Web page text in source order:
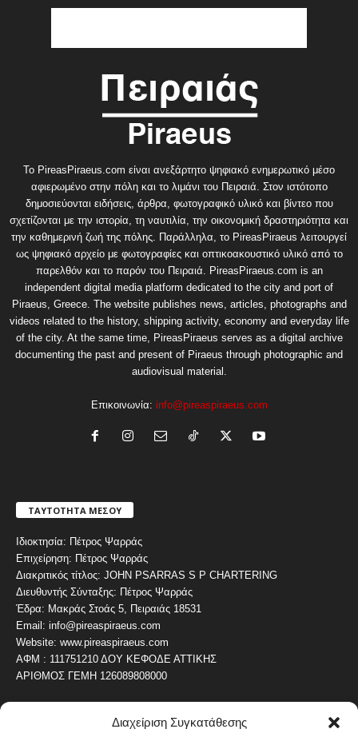
Διαχείριση Συγκατάθεσης
Το PireasPiraeus.com είναι ανεξάρτητο ψηφιακό ενημερωτικό μέσο
αφιερωμένο στην πόλη και το λιμάνι του Πειραιά. Στον ιστότοπο
δημοσιεύονται ειδήσεις, άρθρα, φωτογραφικό υλικό και βίντεο που
σχετίζονται με την ιστορία, τη ναυτιλία, την οικονομική δραστηριότητα και
την καθημερινή ζωή της πόλης. Παράλληλα, το PireasPiraeus λειτουργεί
ως ψηφιακό αρχείο με φωτογραφίες και οπτικοακουστικό υλικό από το
παρελθόν και το παρόν του Πειραιά. PireasPiraeus.com is an
independent digital media platform dedicated to the city and port of
Piraeus, Greece. The website publishes news, articles, photographs and
videos related to the history, shipping activity, economy and everyday life
of the city. At the same time, PireasPiraeus serves as a digital archive
documenting the past and present of Piraeus through photographic and
audiovisual material.
Επικοινωνία: info@pireaspiraeus.com
ΤΑΥΤΟΤΗΤΑ ΜΕΣΟΥ
Ιδιοκτησία: Πέτρος Ψαρράς
Επιχείρηση: Πέτρος Ψαρράς
Διακριτικός τίτλος: JOHN PSARRAS S P CHARTERING
Διευθυντής Σύνταξης: Πέτρος Ψαρράς
Έδρα: Μακράς Στοάς 5, Πειραιάς 18531
Email: info@pireaspiraeus.com
Website: www.pireaspiraeus.com
ΑΦΜ : 111751210 ΔΟΥ ΚΕΦΟΔΕ ΑΤΤΙΚΗΣ
ΑΡΙΘΜΟΣ ΓΕΜΗ 126089808000
ΔΗΜΟΦΙΛΗ ΚΑΤΗΓΟΡΙΑ